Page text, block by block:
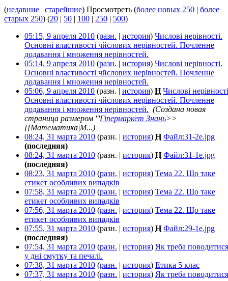
(недавние | старейшие) Просмотреть (более новых 250 | более
старых 250) (20 | 50 | 100 | 250 | 500)
05:15, 9 апреля 2010 (разн. | история) Числові нерівності.
Основні властивості чйслових нерівностей. Почленне
додавання і множення нерівностей.
05:14, 9 апреля 2010 (разн. | история) Числові нерівності.
Основні властивості чйслових нерівностей. Почленне
додавання і множення нерівностей.
05:06, 9 апреля 2010 (разн. | история) Н Числові
Основні властивості чйслових нерівностей. Почленне
додавання і множення нерівностей. (Создана новая
страница размером '''Гіпермаркет Знань>>
[[Математика|М...)
08:24, 31 марта 2010 (разн. | история) Н Файл:31-2e.jpg
(последняя)
08:24, 31 марта 2010 (разн. | история) Н Файл:31-1e.jpg
(последняя)
08:23, 31 марта 2010 (разн. | история) Тема 22. Що таке
етикет особливих випадків
07:58, 31 марта 2010 (разн. | история) Тема 22. Що таке
етикет особливих випадків
07:56, 31 марта 2010 (разн. | история) Тема 22. Що таке
етикет особливих випадків
07:55, 31 марта 2010 (разн. | история) Н Файл:29-1e.jpg
(последняя)
07:54, 31 марта 2010 (разн. | история) Як треба поводитися
у дні смутку та печалі.
07:38, 31 марта 2010 (разн. | история) Етика 5 клас
07:37, 31 марта 2010 (разн. | история) Як треба поводитися